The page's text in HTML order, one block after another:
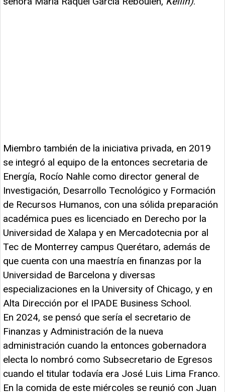
Miembro también de la iniciativa privada, en 2019
se integró al equipo de la entonces secretaria de
Energía, Rocío Nahle como director general de
Investigación, Desarrollo Tecnológico y Formación
de Recursos Humanos, con una sólida preparación
académica pues es licenciado en Derecho por la
Universidad de Xalapa y en Mercadotecnia por al
Tec de Monterrey campus Querétaro, además de
que cuenta con una maestría en finanzas por la
Universidad de Barcelona y diversas
especializaciones en la University of Chicago, y en
Alta Dirección por el IPADE Business School.
En 2024, se pensó que sería el secretario de
Finanzas y Administración de la nueva
administración cuando la entonces gobernadora
electa lo nombró como Subsecretario de Egresos
cuando el titular todavía era José Luis Lima Franco.
En la comida de este miércoles se reunió con Juan